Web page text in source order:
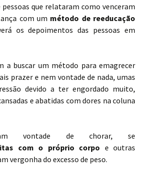
que relataram como venceram
com um método de reeducação
os depoimentos das pessoas em
a buscar um método para emagrecer
prazer e nem vontade de nada, umas
devido a ter engordado muito,
e abatidas com dores na coluna
vontade de chorar, se
com o próprio corpo e outras
vergonha do excesso de peso.